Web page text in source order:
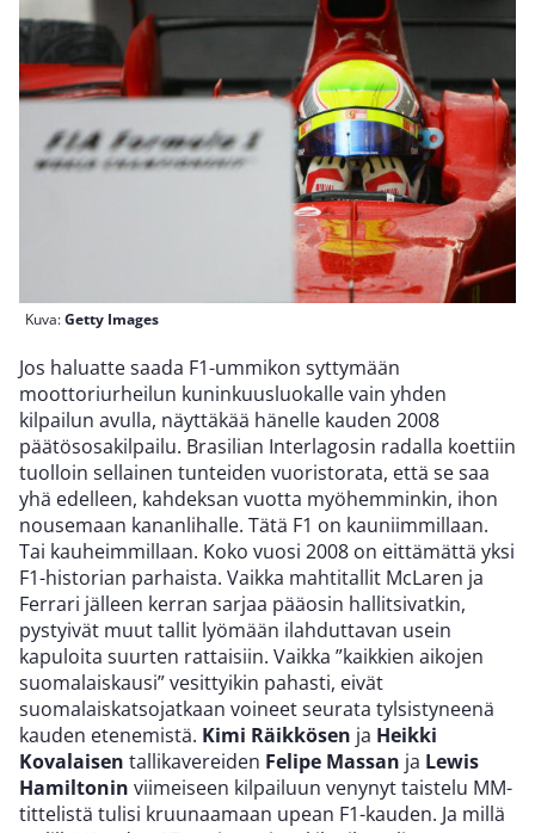
Kuva:Getty Images
Jos haluatte saada F1-ummikon syttymään
moottoriurheilun kuninkuusluokalle vain yhden
kilpailun avulla, näyttäkää hänelle kauden 2008
päätösosakilpailu. Brasilian Interlagosin radalla koettiin
tuolloin sellainen tunteiden vuoristorata, että se saa
yhä edelleen, kahdeksan vuotta myöhemminkin, ihon
nousemaan kananlihalle. Tätä F1 on kauniimmillaan.
Tai kauheimmillaan. Koko vuosi 2008 on eittämättä yksi
F1-historian parhaista. Vaikka mahtitallit McLaren ja
Ferrari jälleen kerran sarjaa pääosin hallitsivatkin,
pystyivät muut tallit lyömään ilahduttavan usein
kapuloita suurten rattaisiin. Vaikka ”kaikkien aikojen
suomalaiskausi” vesittyikin pahasti, eivät
suomalaiskatsojatkaan voineet seurata tylsistyneenä
kauden etenemistä. Kimi Räikkösen ja Heikki
Kovalaisen tallikavereiden Felipe Massan ja Lewis
Hamiltonin viimeiseen kilpailuun venynyt taistelu MM-
tittelistä tulisi kruunaamaan upean F1-kauden. Ja millä